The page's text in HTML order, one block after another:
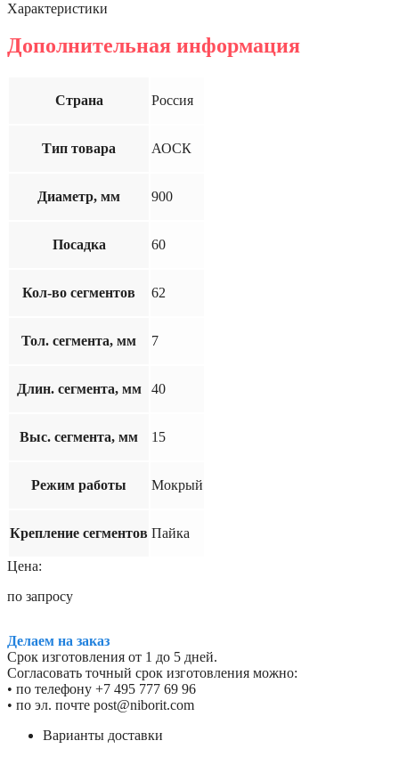
Характеристики
Дополнительная информация
Страна Россия
Тип товара АОСК
Диаметр, мм 900
Посадка 60
Кол-во сегментов 62
Тол. сегмента, мм 7
Длин. сегмента, мм 40
Выс. сегмента, мм 15
Режим работы Мокрый
Крепление сегментов Пайка
Цена:
по запросу
Делаем на заказ
Срок изготовления от 1 до 5 дней.
Согласовать точный срок изготовления можно:
• по телефону +7 495 777 69 96
• по эл. почте post@niborit.com
Варианты доставки